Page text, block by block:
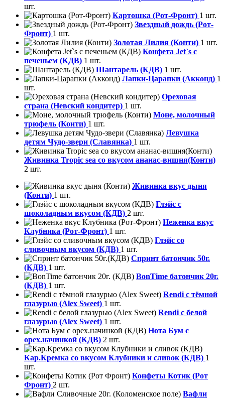
шт.
Картошка (Рот-Фронт) 1 шт.
Звездный дождь (Рот-
Фронт) 1 шт.
Золотая Лилия (Конти) 1 шт.
Конфета Jet`s с
печеньем (КДВ) 1 шт.
Шантарель (КДВ) 1 шт.
Лапки-Царапки (Акконд) 1
шт.
Ореховая
страна (Невский кондитер) 1 шт.
Моне, молочный
трюфель (Конти) 1 шт.
Левушка
детям Чудо-звери (Славянка) 1 шт.
Живинка Tropic sea со вкусом ананас-вишня(Конти)
2 шт.
Живинка вкус дыня
(Конти) 1 шт.
Глэйс с
шоколадным вкусом (КДВ) 2 шт.
Неженка вкус
Клубника (Рот-Фронт) 1 шт.
Глэйс со
сливочным вкусом (КДВ) 1 шт.
Спринт батончик 50г.
(КДВ) 1 шт.
BonTime батончик 20г.
(КДВ) 1 шт.
Rendi с тёмной
глазурью (Alex Sweet) 1 шт.
Rendi с белой
глазурью (Alex Sweet) 1 шт.
Нота Бум с
орех.начинкой (КДВ) 2 шт.
Кар.Кремка со вкусом Клубники и сливок (КДВ) 1
шт.
Конфеты Котик (Рот
Фронт) 2 шт.
Вафли